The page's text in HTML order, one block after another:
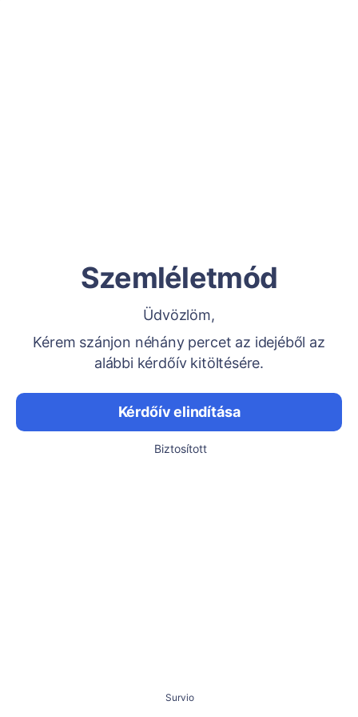
Szemléletmód
Üdvözlöm,
Kérem szánjon néhány percet az idejéből az
alábbi kérdőív kitöltésére.
Kérdőív elindítása
Biztosított
Survio